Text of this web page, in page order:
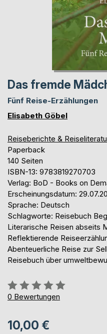
Das fremde
Fünf Reise-Erzählungen
Elisabeth Göbel
Reiseberichte &
Paperback
140 Seiten
ISBN-13: 9783819270703
Verlag: BoD - Books on
Erscheinungsdatum:
Sprache: Deutsch
Schlagworte: Reisebuch
Literarische Reisen abseits
Reflektierende
Abenteuerliche Reise zur
Reisebuch über
Bewertung::
0%
0 Bewertungen
10,00 €